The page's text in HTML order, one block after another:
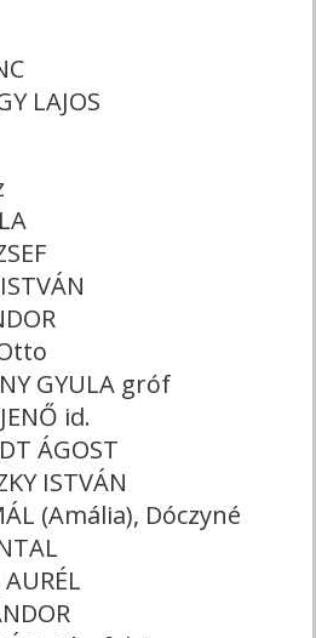
LAJOS
GYULA gróf
id.
ÁGOST
ISTVÁN
(Amália), Dóczyné